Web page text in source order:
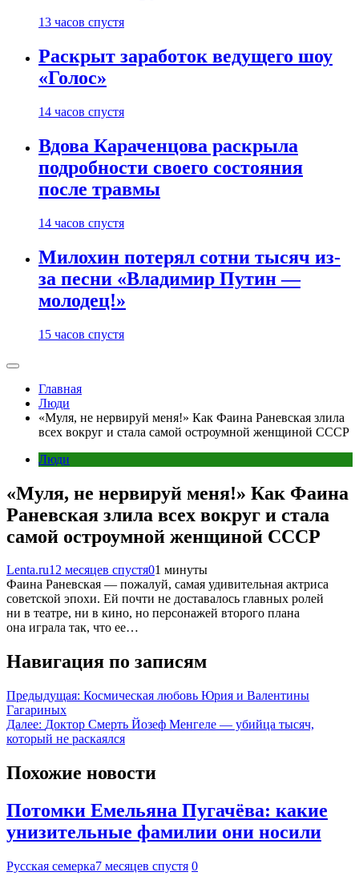
13 часов спустя
Раскрыт заработок ведущего шоу
«Голос»
14 часов спустя
Вдова Караченцова раскрыла
подробности своего состояния
после травмы
14 часов спустя
Милохин потерял сотни тысяч из-
за песни «Владимир Путин —
молодец!»
15 часов спустя
Главная
Люди
«Муля, не нервируй меня!» Как Фаина Раневская злила
всех вокруг и стала самой остроумной женщиной СССР
Люди
«Муля, не нервируй меня!» Как Фаина
Раневская злила всех вокруг и стала
самой остроумной женщиной СССР
Lenta.ru12 месяцев спустя01 минуты
Фаина Раневская — пожалуй, самая удивительная актриса
советской эпохи. Ей почти не доставалось главных ролей
ни в театре, ни в кино, но персонажей второго плана
она играла так, что ее…
Навигация по записям
Предыдущая: Космическая любовь Юрия и Валентины
Гагариных
Далее: Доктор Смерть Йозеф Менгеле — убийца тысяч,
который не раскаялся
Похожие новости
Потомки Емельяна Пугачёва: какие
унизительные фамилии они носили
Русская семерка7 месяцев спустя 0